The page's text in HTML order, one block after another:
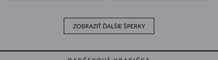
ZOBRAZIŤ ĎALŠIE ŠPERKY